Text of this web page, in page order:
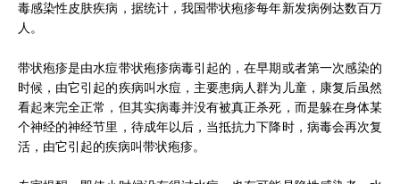
毒感染性皮肤疾病，据统计，我国带状疱疹每年新发病例达数百万
人。
带状疱疹是由水痘带状疱疹病毒引起的，在早期或者第一次感染的
时候，由它引起的疾病叫水痘，主要患病人群为儿童，康复后虽然
看起来完全正常，但其实病毒并没有被真正杀死，而是躲在身体某
个神经的神经节里，待成年以后，当抵抗力下降时，病毒会再次复
活，由它引起的疾病叫带状疱疹。